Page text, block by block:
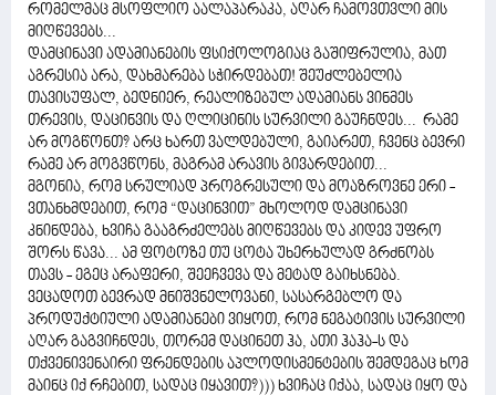
რომელმაც მსოფლიო აალაპარაკა, აღარ ჩამოვთვლი მის
მიღწევებს...
დამცინავი ადამიანების ფსიქოლოგიაც გაშიფრულია, მათ
აგრესია არა, დახმარება სჭირდებათ! შეუძლებელია
თავისუფალ, ბედნიერ, რეალიზებულ ადამიანს ვინმეს
თრევის, დაცინვის და ღლიცინის სურვილი გაუჩნდეს... რამე
არ მოგწონთ? არც ხართ ვალდებული, გაიარეთ, ჩვენც ბევრი
რამე არ მოგვწონს, მაგრამ არავის გივარდებით...
მგონია, რომ სრულიად პროგრესული და მოაზროვნე ერი -
ვთანხმდებით, რომ “დაცინვით” მხოლოდ დამცინავი
კნინდება, ხვიჩა გააგრძელებს მიღწევებს და კიდევ უფრო
შორს წავა... ამ ფოტოზე თუ ცოტა უხერხულად გრძნობს
თავს - ეგეც არაფერი, შეეჩვევა და მეტად გაიხსნება.
ვეცადოთ ბევრად მნიშვნელოვანი, სასარგებლო და
პროდუქტიული ადამიანები ვიყოთ, რომ ნეგატივის სურვილი
აღარ გაგვიჩნდეს, თორემ დაცინეთ ჰა, ათი ჰაჰა-ს და
თქვენივენაირი ფრენდების აპლოდისმენტების შემდეგაც ხომ
მაინც იქ რჩებით, სადაც იყავით?))) ხვიჩაც იქაა, სადაც იყო და